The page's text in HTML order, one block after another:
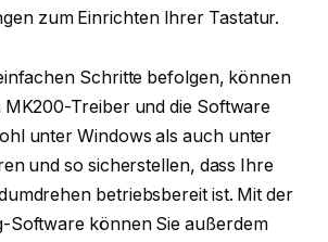
zum Einrichten Ihrer Tastatur.
Schritte befolgen, können
MK200-Treiber und die Software
unter Windows als auch unter
und so sicherstellen, dass Ihre
betriebsbereit ist. Mit der
Software können Sie außerdem